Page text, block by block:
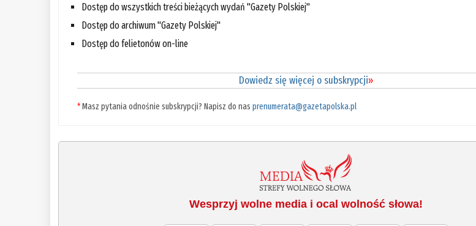
Dostęp do wszystkich treści bieżących wydań "Gazety Polskiej"
Dostęp do archiwum "Gazety Polskiej"
Dostęp do felietonów on-line
Dowiedz się więcej o subskrypcji»
*Masz pytania odnośnie subskrypcji? Napisz do nasprenumerata@gazetapolska.pl
Wesprzyj wolne media i ocal wolność słowa!